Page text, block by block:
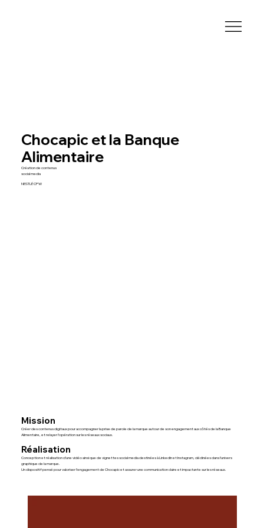
Chocapic et la Banque
Alimentaire
Création de contenus
social media
NESTLÉ CPW
Mission
Créer des contenus digitaux pour accompagner la prise de parole de la marque autour de son engagement aux côtés de la Banque
Alimentaire, et relayer l’opération sur les réseaux sociaux.
Réalisation
Conception et réalisation d’une vidéo ainsi que de vignettes social media destinées à LinkedIn et Instagram, déclinées dans l’univers
graphique de la marque.
Un dispositif pensé pour valoriser l’engagement de Chocapic et assurer une communication claire et impactante sur les réseaux.